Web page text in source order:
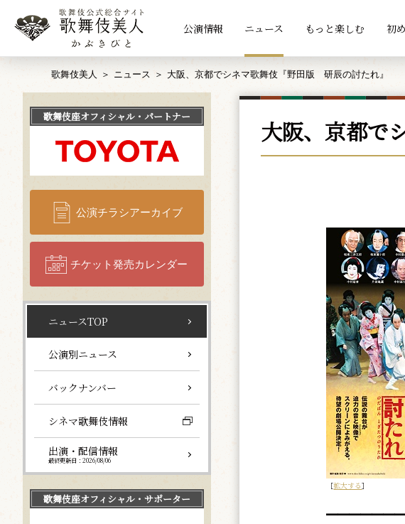
公演情報 ニュース もっと楽しむ 初
歌舞伎美人 ニュース 大阪、京都でシネマ歌舞伎『野田版 研辰の討たれ』
大阪、京都で
［拡大する］
歌舞伎座オフィシャル・パートナー
公演チラシアーカイブ
チケット発売カレンダー
ニュースTOP
公演別ニュース
バックナンバー
シネマ歌舞伎情報
出演・配信情報
最終更新日：2026/08/06
歌舞伎座オフィシャル・サポーター